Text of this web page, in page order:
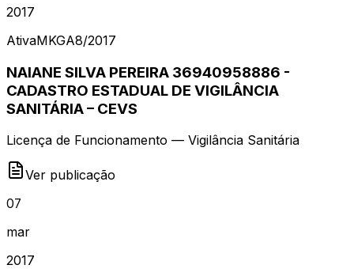
2017
AtivaMKGA8/2017
NAIANE SILVA PEREIRA 36940958886 -
CADASTRO ESTADUAL DE VIGILÂNCIA
SANITÁRIA – CEVS
Licença de Funcionamento — Vigilância Sanitária
Ver publicação
07
mar
2017